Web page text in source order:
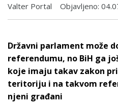
Valter Portal Objavljeno:
Državni parlament može
referendumu, no BiH ga
koje imaju takav zakon
teritoriju i na takvom
njeni građani